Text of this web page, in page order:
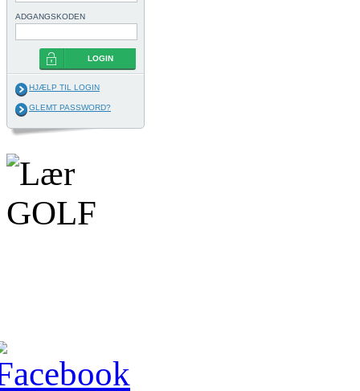
ADGANGSKODEN
LOGIN
HJÆLP TIL LOGIN
GLEMT PASSWORD?